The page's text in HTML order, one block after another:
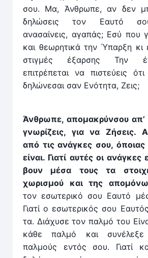
σου. Μα, Άνθρωπε, αν δεν
δηλώσεις τον Εαυτό
ανασαίνεις, αγαπάς; Εσύ που
και θεωρητικά την Ύπαρξη κι
στιγ­μές έξαρ­σης Την
επιτρέπεται να πιστεύεις
δηλώνεσαι σαν Ενότητα, Ζεις;
Άνθρωπε, απομακρύνσου
γνωρίζεις, για να Ζήσεις.
από τις ανάγκες σου,
είναι. Γιατί αυτές οι
βουν μέσα τους τα
χωρισμού και της
τον εσωτερικό σου Εαυτό
Γιατί ο εσωτερικός σου
τα. Διάχυσε τον παλμό του
κάθε παλμό και
παλμούς εν­τός σου. Γιατί